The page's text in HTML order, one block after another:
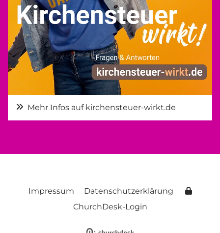
Mehr Infos auf kirchensteuer-wirkt.de
Impressum
Datenschutzerklärung
ChurchDesk-Login